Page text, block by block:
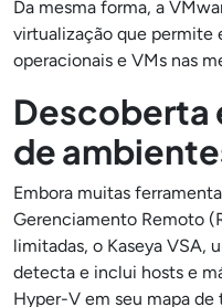
Da mesma forma, a
virtualização que permite
operacionais e VMs nas
Descoberta
de
Embora muitas
Gerenciamento Remoto
limitadas, o Kaseya VSA,
detecta e inclui hosts e
Hyper-V em seu mapa de